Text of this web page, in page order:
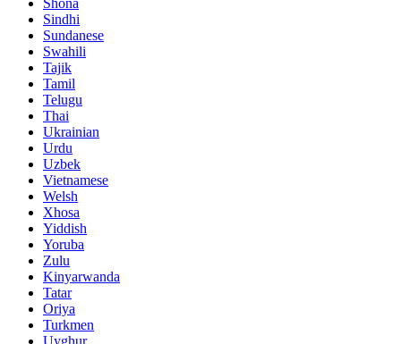
Shona
Sindhi
Sundanese
Swahili
Tajik
Tamil
Telugu
Thai
Ukrainian
Urdu
Uzbek
Vietnamese
Welsh
Xhosa
Yiddish
Yoruba
Zulu
Kinyarwanda
Tatar
Oriya
Turkmen